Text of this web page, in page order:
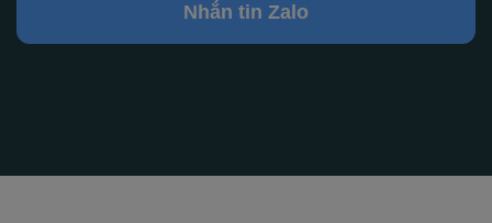
Nhắn tin Zalo